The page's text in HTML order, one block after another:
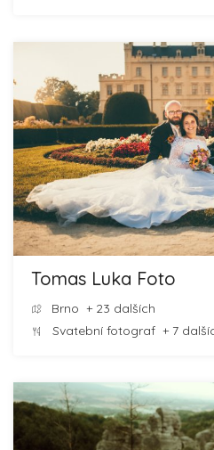
Tomas Luka Foto
Brno + 23 dalších
Svatební fotograf + 7